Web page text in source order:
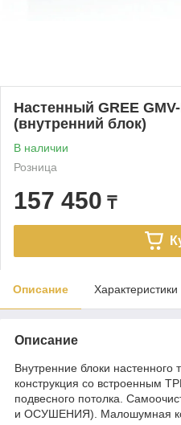
Настенный GREE
(внутренний блок)
В наличии
Розница
157 450 ₸
Описание Характеристики
Описание
Внутренние блоки
конструкция со встроенным
подвесного потолка.
и ОСУШЕНИЯ). Малошумная